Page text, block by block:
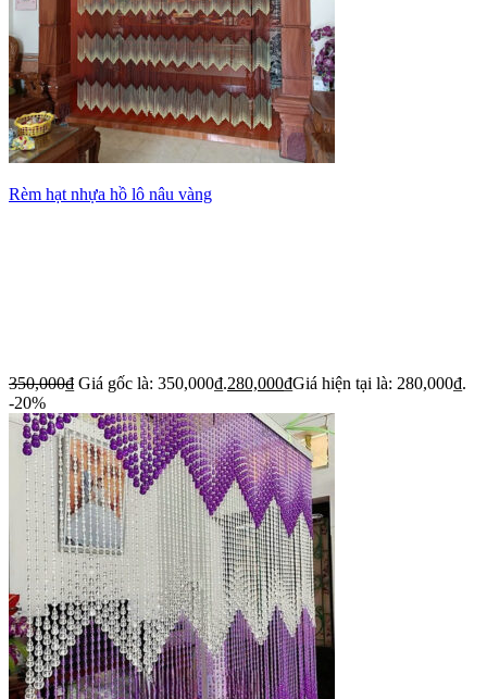
Rèm hạt nhựa hồ lô nâu vàng
350,000₫ Giá gốc là: 350,000₫.280,000₫Giá hiện tại là: 280,000₫.
-20%